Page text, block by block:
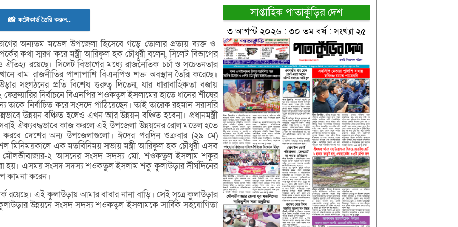
📸 ফটোকার্ড তৈরি করুন..
অন্যতম মডেল উপজেলা হিসেবে গড়ে তোলার প্রত্যয় ব্যক্ত ও
কথা স্মরণ করে মন্ত্রী আরিফুল হক চৌধুরী বলেন, সিলেট বিভাগের
ঐতিহ্য রয়েছে। সিলেট বিভাগের মধ্যে রাজনৈতিক চর্চা ও সচেতনতার
বাম রাজনীতির পাশাপাশি বিএনপিও শক্ত অবস্থান তৈরি করেছে।
সংগঠনের প্রতি বিশেষ গুরুত্ব দিতেন, যার ধারাবাহিকতা বজায়
নির্বাচনে বিএনপির শওকতুল ইসলামের হাতে ধানের শীষের
নির্বাচিত করে সংসদে পাঠিয়েছেন। তাই তারেক রহমান সরাসরি
উন্নয়ন বঞ্চিত হলেও এখন আর উন্নয়ন বঞ্চিত হবেনা। প্রধানমন্ত্রী
সবাই ঐক্যবদ্ধভাবে কাজ করলে এই উপজেলা উন্নয়নের রোল মডেল হতে
করবে দেশের অন্য উপজেলাগুলো। ঈদের পরদিন শুক্রবার (২৯ মে)
মিনিময়কালে এক মতবিনিময় সভায় মন্ত্রী আরিফুল হক চৌধুরী এসব
মৌলভীবাজার-২ আসনের সংসদ সদস্য মো. শওকতুল ইসলাম শকুর
এসময় সংসদ সদস্য শওকতুল ইসলাম শকু কুলাউড়ার দীর্ঘদিনের
কামনা করেন।
রয়েছে। এই কুলাউড়ায় আমার বাবার নানা বাড়ি। সেই সূত্রে কুলাউড়ার
উন্নয়নে সংসদ সদস্য শওকতুল ইসলামকে সার্বিক সহযোগিতা
সাপ্তাহিক পাতাকুঁড়ির দেশ
৩ আগস্ট ২০২৬ : ৩০ তম বর্ষ : সংখ্যা ২৫